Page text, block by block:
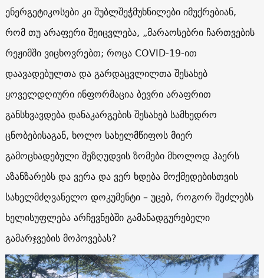
ენერგეტიკოსები კი შუბლშეჭმუხნილები იმუქრებიან,
რომ თუ არაფერი შეიცვლება, „მარაოსებრი ჩართვების
რეჟიმში ვიცხოვრებთ; როცა COVID-19-ით
დაავადებულთა და გარდაცვლილთა შესახებ
ყოველდღიური ინფორმაცია ბევრი არაფრით
განსხვავდება დანაკარგების შესახებ სამხედრო
ცნობებისაგან, ხოლო სახელმწიფოს მიერ
გამოცხადებული შეზღუდვის ზომები მხოლოდ ჰაერს
აზანზარებს და ვერა და ვერ ხდება მოქმედებისთვის
სახელმძღვანელო დოკუმენტი – უცებ, როგორ შეძლებს
ხელისუფლება არჩევნებში გამანადგურებელი
გამარჯვების მოპოვებას?